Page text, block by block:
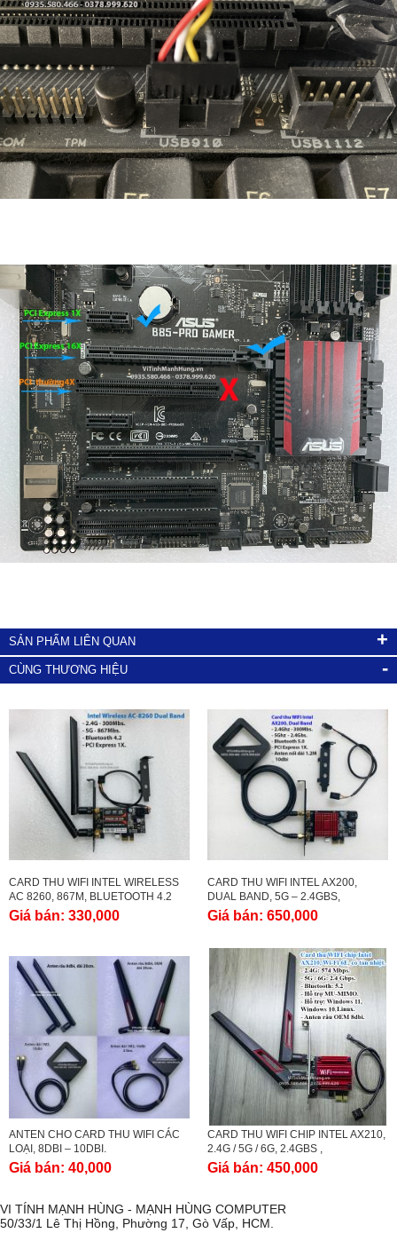
SẢN PHẨM LIÊN QUAN +
CÙNG THƯƠNG HIỆU -
CARD THU WIFI INTEL WIRELESS
AC 8260, 867M, BLUETOOTH 4.2
Giá bán: 330,000
CARD THU WIFI INTEL AX200,
DUAL BAND, 5G – 2.4GBS,
BLUETOOTH 5.0, CÓ TẢN NHIỆT.
Giá bán: 650,000
ANTEN CHO CARD THU WIFI CÁC
LOẠI, 8DBI – 10DBI.
Giá bán: 40,000
CARD THU WIFI CHIP INTEL AX210,
2.4G / 5G / 6G, 2.4GBS ,
BLUETOOTH 5.2, CÓ TẢN NHIỆT.
Giá bán: 450,000
VI TÍNH MẠNH HÙNG - MẠNH HÙNG COMPUTER
50/33/1 Lê Thị Hồng, Phường 17, Gò Vấp, HCM.